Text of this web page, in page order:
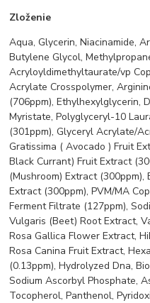
Zloženie
Aqua, Glycerin, Niacinamide,
Butylene Glycol,
Acryloyldimethyltaurate/vp
Acrylate Crosspolymer,
(706ppm), Ethylhexylglycerin,
Myristate, Polyglyceryl-10
(301ppm), Glyceryl Acrylate/
Gratissima ( Avocado ) Fruit
Black Currant) Fruit Extract
(Mushroom) Extract
Extract (300ppm), PVM/MA
Ferment Filtrate (127ppm),
Vulgaris (Beet) Root Extract,
Rosa Gallica Flower Extract,
Rosa Canina Fruit Extract,
(0.13ppm), Hydrolyzed Dna,
Sodium Ascorbyl Phosphate,
Tocopherol, Panthenol,